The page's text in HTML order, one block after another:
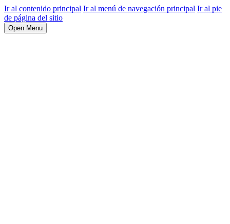
Ir al contenido principal Ir al menú de navegación principal Ir al pie
de página del sitio
Open Menu